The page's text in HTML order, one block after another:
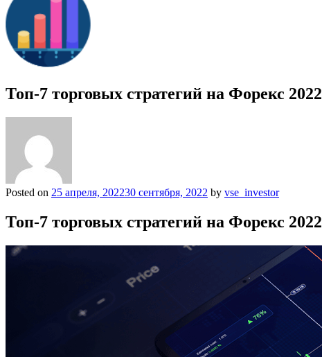
Топ-7 торговых стратегий на Форекс 2022
Posted on 25 апреля, 202230 сентября, 2022 by vse_investor
Топ-7 торговых стратегий на Форекс 2022